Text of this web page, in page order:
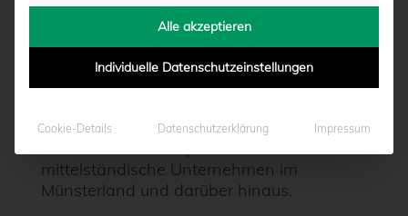
Allianz Terbeck Holtkamp Emmerich OHG
Wir stehen Ihnen bei allen Fragen rund um
die Themen Versicherung, Vorsorge und
Vermögensanlage, sowie Baufinanzierung
mittelständische Unternehmen im
Münsterland und darüber hinaus.
Alle akzeptieren
Individuelle Datenschutzeinstellungen
Cookie-Details Datenschutzerklärung Impressum